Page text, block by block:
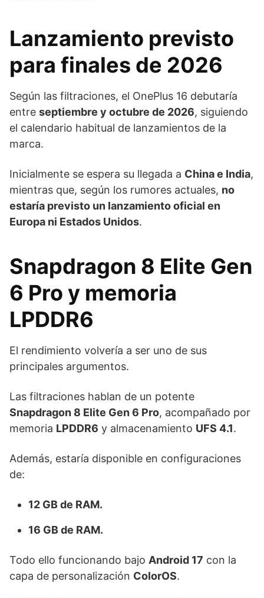
Lanzamiento previsto
para finales de 2026
Según las filtraciones, el OnePlus 16 debutaría
entre septiembre y octubre de 2026, siguiendo
el calendario habitual de lanzamientos de la
marca.
Inicialmente se espera su llegada a China e India,
mientras que, según los rumores actuales, no
estaría previsto un lanzamiento oficial en
Europa ni Estados Unidos.
Snapdragon 8 Elite Gen
6 Pro y memoria
LPDDR6
El rendimiento volvería a ser uno de sus
principales argumentos.
Las filtraciones hablan de un potente
Snapdragon 8 Elite Gen 6 Pro, acompañado por
memoria LPDDR6 y almacenamiento UFS 4.1.
Además, estaría disponible en configuraciones
de:
12 GB de RAM.
16 GB de RAM.
Todo ello funcionando bajo Android 17 con la
capa de personalización ColorOS.